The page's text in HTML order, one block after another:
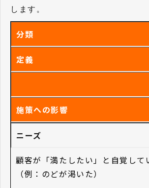
します。
分類
定義
施策への影響
ニーズ
顧客が「満たしたい」と自覚して
（例：のどが渇いた）